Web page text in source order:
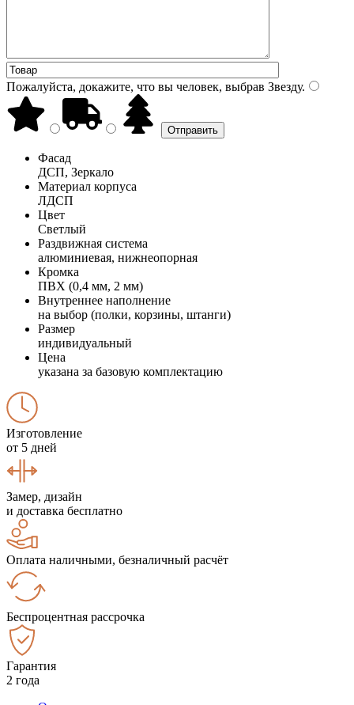
Пожалуйста, докажите, что вы человек, выбрав Звезду.
Фасад
ДСП, Зеркало
Материал корпуса
ЛДСП
Цвет
Светлый
Раздвижная система
алюминиевая, нижнеопорная
Кромка
ПВХ (0,4 мм, 2 мм)
Внутреннее наполнение
на выбор (полки, корзины, штанги)
Размер
индивидуальный
Цена
указана за базовую комплектацию
Изготовление
от 5 дней
Замер, дизайн
и доставка бесплатно
Оплата наличными, безналичный расчёт
Беспроцентная рассрочка
Гарантия
2 года